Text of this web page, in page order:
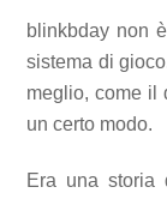
blinkbday non
sistema di
meglio, come il
un certo modo.
Era una storia